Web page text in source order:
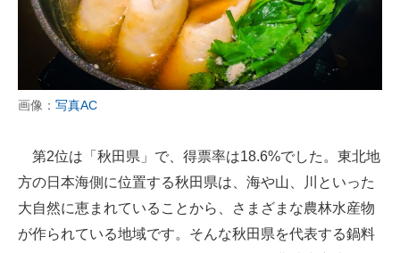
画像： 写真AC
第2位は「秋田県」で、得票率は18.6%でした。東北地
方の日本海側に位置する秋田県は、海や山、川といった
大自然に恵まれていることから、さまざまな農林水産物
が作られている地域です。そんな秋田県を代表する鍋料